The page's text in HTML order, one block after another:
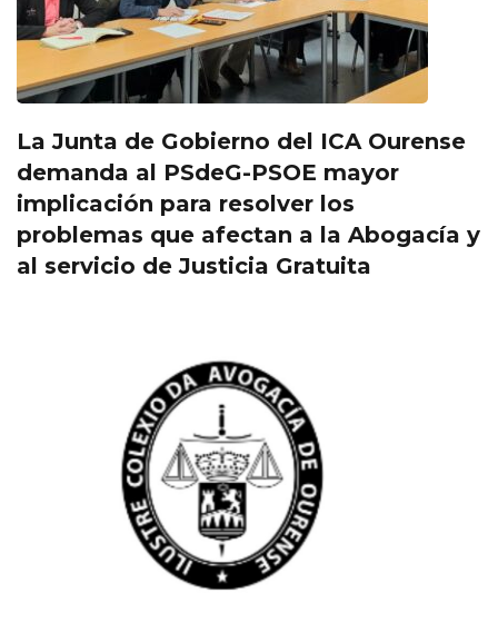
La Junta de Gobierno del ICA Ourense
demanda al PSdeG-PSOE mayor
implicación para resolver los
problemas que afectan a la Abogacía y
al servicio de Justicia Gratuita